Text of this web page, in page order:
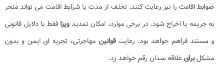
ضوابط اقامت را نیز رعایت کنند. تخلف از مدت یا شرایط اقامت می تواند منجر
به جریمه یا اخراج شود. در برخی موارد، امکان تمدید ویزافقط با دلایل قانونی
و مستند فراهم خواهد بود. رعایتقوانینمهاجرتی، تجربه ای ایمن و بدون
مشکلبرایعلاقه مندان رقم خواهد زد.